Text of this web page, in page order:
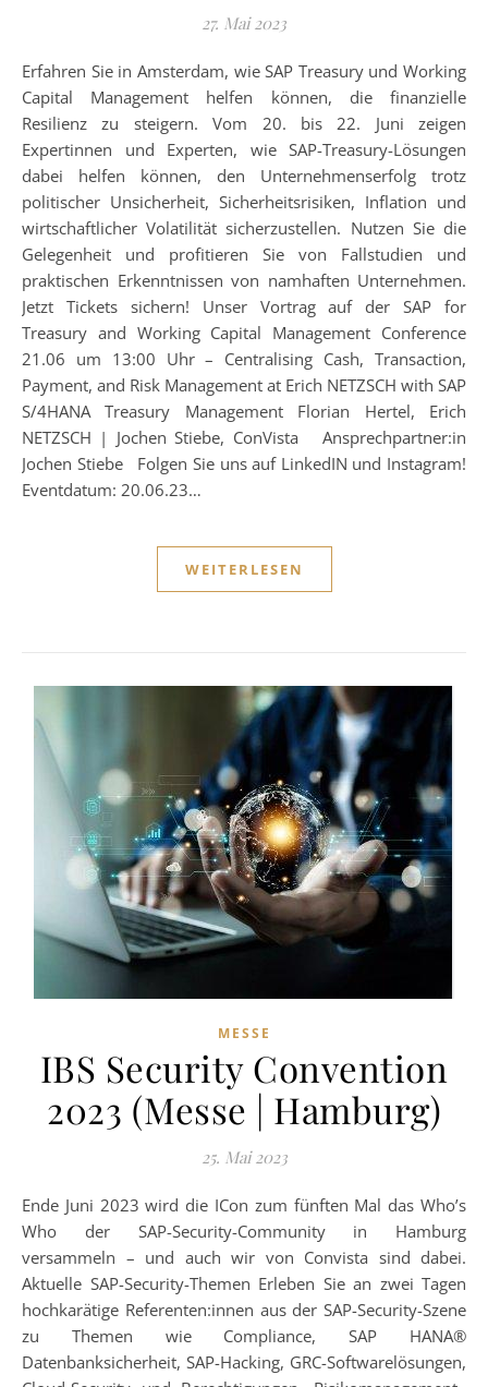
27. Mai 2023
Erfahren Sie in Amsterdam, wie SAP Treasury und Working
Capital Management helfen können, die finanzielle
Resilienz zu steigern. Vom 20. bis 22. Juni zeigen
Expertinnen und Experten, wie SAP-Treasury-Lösungen
dabei helfen können, den Unternehmenserfolg trotz
politischer Unsicherheit, Sicherheitsrisiken, Inflation und
wirtschaftlicher Volatilität sicherzustellen. Nutzen Sie die
Gelegenheit und profitieren Sie von Fallstudien und
praktischen Erkenntnissen von namhaften Unternehmen.
Jetzt Tickets sichern! Unser Vortrag auf der SAP for
Treasury and Working Capital Management Conference
21.06 um 13:00 Uhr – Centralising Cash, Transaction,
Payment, and Risk Management at Erich NETZSCH with SAP
S/4HANA Treasury Management Florian Hertel, Erich
NETZSCH | Jochen Stiebe, ConVista Ansprechpartner:in
Jochen Stiebe Folgen Sie uns auf LinkedIN und Instagram!
Eventdatum: 20.06.23…
WEITERLESEN
MESSE
IBS Security Convention
2023 (Messe | Hamburg)
25. Mai 2023
Ende Juni 2023 wird die ICon zum fünften Mal das Who’s
Who der SAP-Security-Community in Hamburg
versammeln – und auch wir von Convista sind dabei.
Aktuelle SAP-Security-Themen Erleben Sie an zwei Tagen
hochkarätige Referenten:innen aus der SAP-Security-Szene
zu Themen wie Compliance, SAP HANA®
Datenbanksicherheit, SAP-Hacking, GRC-Softwarelösungen,